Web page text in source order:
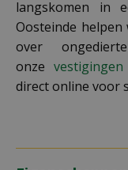
langskomen in
Oosteinde
over
onzevestigingen
direct online voor